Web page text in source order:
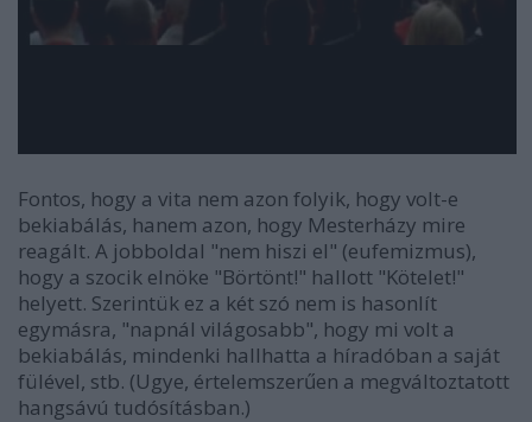
Fontos, hogy a vita nem azon folyik, hogy volt-e
bekiabálás, hanem azon, hogy Mesterházy mire
reagált. A jobboldal "nem hiszi el" (eufemizmus),
hogy a szocik elnöke "Börtönt!" hallott "Kötelet!"
helyett. Szerintük ez a két szó nem is hasonlít
egymásra, "napnál világosabb", hogy mi volt a
bekiabálás, mindenki hallhatta a híradóban a saját
fülével, stb. (Ugye, értelemszerűen a megváltoztatott
hangsávú tudósításban.)